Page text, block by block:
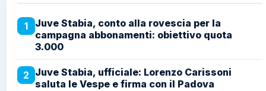
1
Juve Stabia, conto alla rovescia per la
campagna abbonamenti: obiettivo quota
3.000
2 Juve Stabia, ufficiale: Lorenzo Carissoni
saluta le Vespe e firma con il Padova